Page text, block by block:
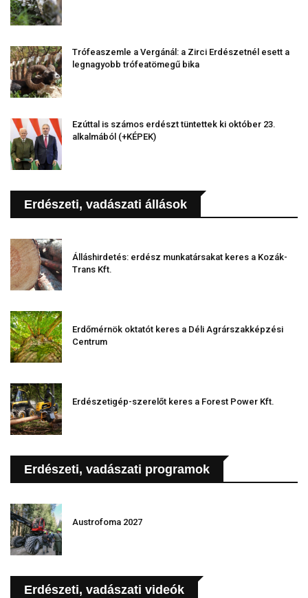
Trófeaszemle a Vergánál: a Zirci Erdészetnél esett a
legnagyobb trófeatömegű bika
Ezúttal is számos erdészt tüntettek ki október 23.
alkalmából (+KÉPEK)
Erdészeti, vadászati állások
Álláshirdetés: erdész munkatársakat keres a Kozák-
Trans Kft.
Erdőmérnök oktatót keres a Déli Agrárszakképzési
Centrum
Erdészetigép-szerelőt keres a Forest Power Kft.
Erdészeti, vadászati programok
Austrofoma 2027
Erdészeti, vadászati videók